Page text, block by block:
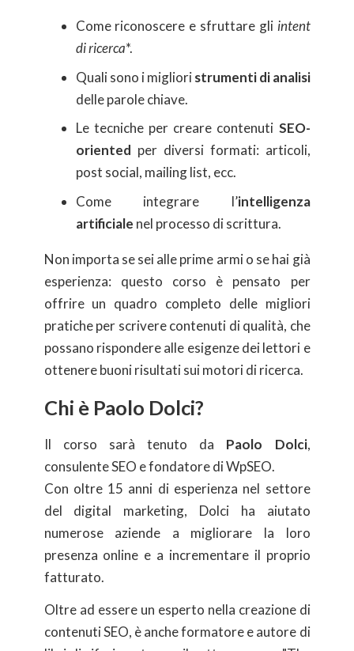
Come riconoscere e sfruttare gli intent
di ricerca*.
Quali sono i miglioristrumenti di analisi
delle parole chiave.
Le tecniche per creare contenuti SEO-
oriented per diversi formati: articoli,
post social, mailing list, ecc.
Come integrare l’intelligenza
artificiale nel processo di scrittura.
Non importa se sei alle prime armi o se hai già
esperienza: questo corso è pensato per
offrire un quadro completo delle migliori
pratiche per scrivere contenuti di qualità, che
possano rispondere alle esigenze dei lettori e
ottenere buoni risultati sui motori di ricerca.
Chi è Paolo Dolci?
Il corso sarà tenuto da Paolo Dolci,
consulente SEO e fondatore di WpSEO.
Con oltre 15 anni di esperienza nel settore
del digital marketing, Dolci ha aiutato
numerose aziende a migliorare la loro
presenza online e a incrementare il proprio
fatturato.
Oltre ad essere un esperto nella creazione di
contenuti SEO, è anche formatore e autore di